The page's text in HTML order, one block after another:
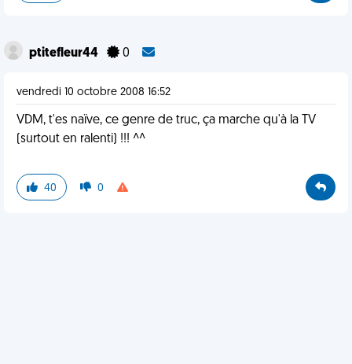
ptitefleur44 0
vendredi 10 octobre 2008 16:52
VDM, t'es naïve, ce genre de truc, ça marche qu'à la TV
(surtout en ralenti) !!! ^^
40 0